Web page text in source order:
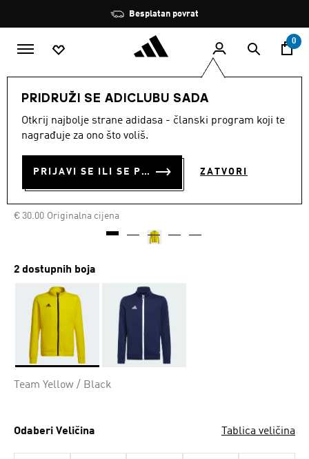
Zaustavi
rotaciju
Besplatan povrat
0
PRIDRUŽI SE ADICLUBU SADA
Otkrij najbolje strane adidasa - članski program koji te
nagrađuje za ono što voliš.
PRIJAVI SE ILI SE PRIDRUŽI SADA ZATVORI
Odjeća
GORNJI DIO TRENIRKE
ENTRADA 22
Originalna cijena
Cijena umanjena od
€ 30.00za
2 dostupnih boja
Team Yellow / Black
Odaberi Veličina Tablica veličina